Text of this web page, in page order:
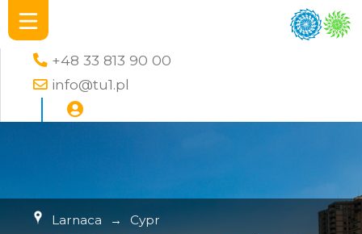
+48 33 813 90 00
info@tu1.pl
Larnaca → Cypr